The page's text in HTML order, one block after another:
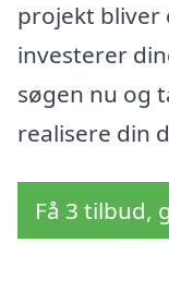
projekt bliver
investerer
søgen nu og
realisere din
Få 3 tilbud,